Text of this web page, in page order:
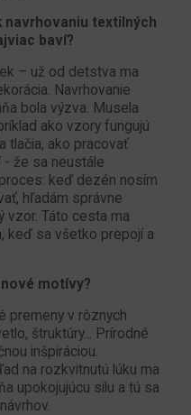
textilných
baví?
– už od detstva ma
Navrhovanie
bola výzva. Musela
ako vzory fungujú
tlačia, ako pracovať
- že sa neustále
keď dezén nosím
hľadám správne
vzor. Táto cesta ma
keď sa všetko prepojí a
motívy?
premeny v rôznych
štruktúry... Prírodné
inšpiráciou.
na rozkvitnutú lúku ma
upokojujúcu silu a tú sa